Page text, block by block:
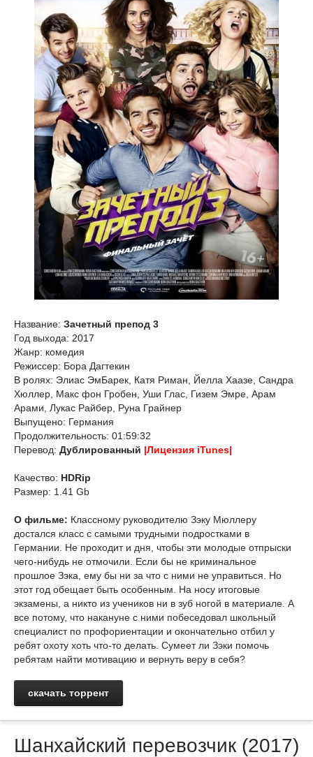
Название: Зачетный препод 3
Год выхода: 2017
Жанр: комедия
Режиссер: Бора Дагтекин
В ролях: Элиас ЭмБарек, Катя Риман, Йелла Хаазе, Сандра
Хюллер, Макс фон Гробен, Уши Глас, Гизем Эмре, Арам
Арами, Лукас Райбер, Руна Грайнер
Выпущено: Германия
Продолжительность: 01:59:32
Перевод: Дублированный |Лицензия iTunes|
Качество: HDRip
Размер: 1.41 Gb
О фильме: Классному руководителю Зэку Мюллеру
достался класс с самыми трудными подростками в
Германии. Не проходит и дня, чтобы эти молодые отпрыски
чего-нибудь не отмочили. Если бы не криминальное
прошлое Зэка, ему бы ни за что с ними не управиться. Но
этот год обещает быть особенным. На носу итоговые
экзамены, а никто из учеников ни в зуб ногой в материале. А
все потому, что накануне с ними побеседовал школьный
специалист по профориентации и окончательно отбил у
ребят охоту хоть что-то делать. Сумеет ли Зэки помочь
ребятам найти мотивацию и вернуть веру в себя?
скачать торрент
Шанхайский перевозчик (2017)